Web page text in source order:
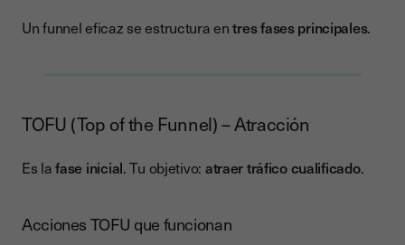
Un funnel eficaz se estructura entres fases principales.
TOFU (Top of the Funnel) – Atracción
Es lafase inicial. Tu objetivo: atraer tráfico cualificado.
Acciones TOFU que funcionan